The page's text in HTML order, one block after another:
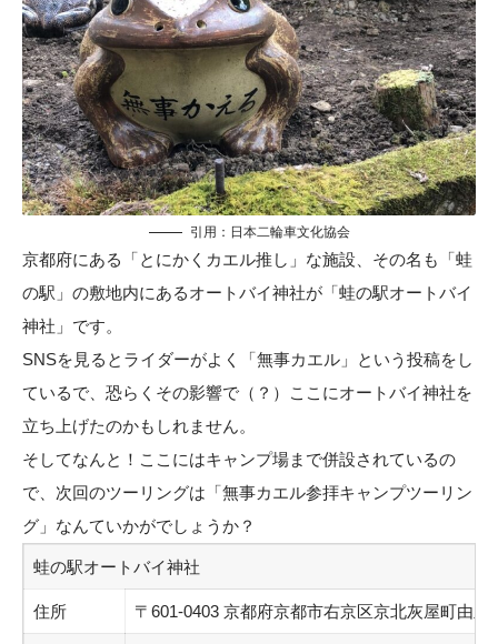
引用： 日本二輪車文化協会
京都府にある「とにかくカエル推し」な施設、その名も「蛙
の駅」の敷地内にあるオートバイ神社が「蛙の駅オートバイ
神社」です。
SNSを見るとライダーがよく「無事カエル」という投稿をし
ているで、恐らくその影響で（？）ここにオートバイ神社を
立ち上げたのかもしれません。
そしてなんと！ここにはキャンプ場まで併設されているの
で、次回のツーリングは「無事カエル参拝キャンプツーリン
グ」なんていかがでしょうか？
蛙の駅オートバイ神社
住所 〒601-0403 京都府京都市右京区京北灰屋町由里